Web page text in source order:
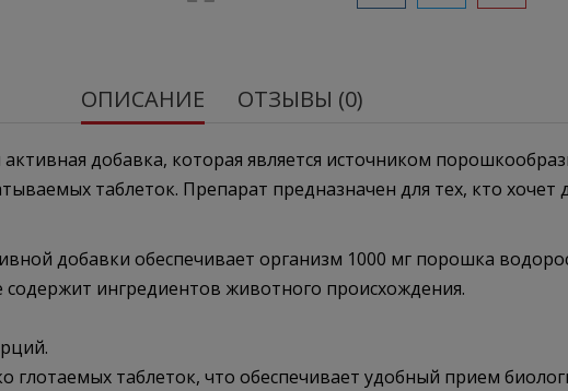
ОПИСАНИЕ ОТЗЫВЫ (0)
добавка, которая является источником
таблеток. Препарат предназначен для тех, кто
добавки обеспечивает организм 1000 мг порошка
ингредиентов животного происхождения.
глотаемых таблеток, что обеспечивает удобный прием